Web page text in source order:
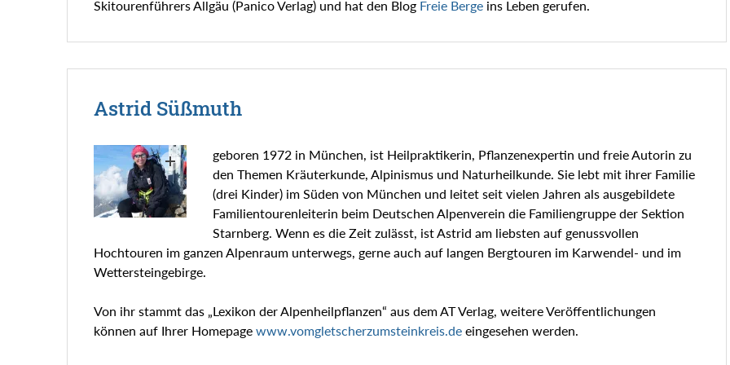
Skitourenführers Allgäu (Panico Verlag) und hat den Blog Freie Berge ins Leben gerufen.
Astrid Süßmuth
geboren 1972 in München, ist Heilpraktikerin, Pflanzenexpertin und freie Autorin zu
den Themen Kräuterkunde, Alpinismus und Naturheilkunde. Sie lebt mit ihrer Familie
(drei Kinder) im Süden von München und leitet seit vielen Jahren als ausgebildete
Familientourenleiterin beim Deutschen Alpenverein die Familiengruppe der Sektion
Starnberg. Wenn es die Zeit zulässt, ist Astrid am liebsten auf genussvollen
Hochtouren im ganzen Alpenraum unterwegs, gerne auch auf langen Bergtouren im Karwendel- und im
Wettersteingebirge.
Von ihr stammt das „Lexikon der Alpenheilpflanzen“ aus dem AT Verlag, weitere Veröffentlichungen
können auf Ihrer Homepage www.vomgletscherzumsteinkreis.de eingesehen werden.